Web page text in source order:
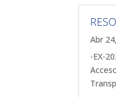
Abr
-EX-